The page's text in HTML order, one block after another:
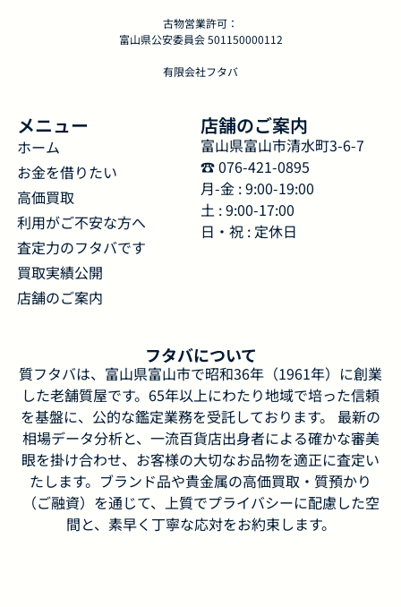
古物営業許可：
富山県公安委員会 501150000112
有限会社フタバ
メニュー
ホーム
お金を借りたい
高価買取
利用がご不安な方へ
査定力のフタバです
買取実績公開
店舗のご案内
店舗のご案内
富山県富山市清水町3-6-7
☎︎ 076-421-0895
月-金 : 9:00-19:00
土 : 9:00-17:00
日・祝 : 定休日
フタバについて
質フタバは、富山県富山市で昭和36年（1961年）に創業
した老舗質屋です。65年以上にわたり地域で培った信頼
を基盤に、公的な鑑定業務を受託しております。 最新の
相場データ分析と、一流百貨店出身者による確かな審美
眼を掛け合わせ、お客様の大切なお品物を適正に査定い
たします。ブランド品や貴金属の高価買取・質預かり
（ご融資）を通じて、上質でプライバシーに配慮した空
間と、素早く丁寧な応対をお約束します。